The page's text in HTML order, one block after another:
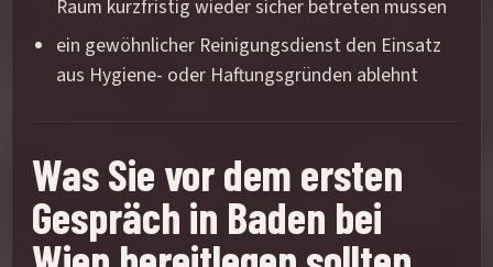
Raum kurzfristig wieder sicher betreten müssen
ein gewöhnlicher Reinigungsdienst den Einsatz
aus Hygiene- oder Haftungsgründen ablehnt
Was Sie vor dem ersten
Gespräch in Baden bei